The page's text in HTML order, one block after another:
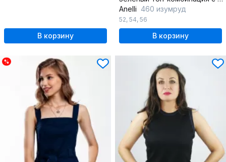
В корзину
Anelli 460 изумруд
52, 54, 56
В корзину
%